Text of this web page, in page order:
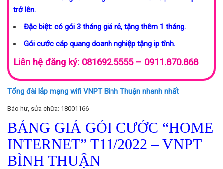
trở lên.
Đặc biệt: có gói 3 tháng giá rẻ, tặng thêm 1 tháng.
Gói cước cáp quang doanh nghiệp tặng ip tĩnh.
Liên hệ đăng ký: 081692.5555 – 0911.870.868
Tổng đài lắp mạng wifi VNPT Bình Thuận nhanh nhất
Báo hư, sửa chữa: 18001166
BẢNG GIÁ GÓI CƯỚC “HOME
INTERNET” T11/2022 – VNPT
BÌNH THUẬN